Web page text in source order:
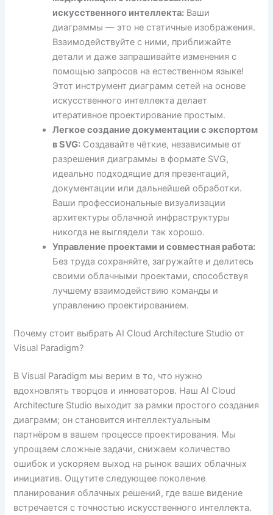
искусственного интеллекта: Ваши
диаграммы — это не статичные изображения.
Взаимодействуйте с ними, приближайте
детали и даже запрашивайте изменения с
помощью запросов на естественном языке!
Этот инструмент диаграмм сетей на основе
искусственного интеллекта делает
итеративное проектирование простым.
Легкое создание документации с экспортом
в SVG: Создавайте чёткие, независимые от
разрешения диаграммы в формате SVG,
идеально подходящие для презентаций,
документации или дальнейшей обработки.
Ваши профессиональные визуализации
архитектуры облачной инфраструктуры
никогда не выглядели так хорошо.
Управление проектами и совместная работа:
Без труда сохраняйте, загружайте и делитесь
своими облачными проектами, способствуя
лучшему взаимодействию команды и
управлению проектированием.
Почему стоит выбрать AI Cloud Architecture Studio от
Visual Paradigm?
В Visual Paradigm мы верим в то, что нужно
вдохновлять творцов и инноваторов. Наш AI Cloud
Architecture Studio выходит за рамки простого создания
диаграмм; он становится интеллектуальным
партнёром в вашем процессе проектирования. Мы
упрощаем сложные задачи, снижаем количество
ошибок и ускоряем выход на рынок ваших облачных
инициатив. Ощутите следующее поколение
планирования облачных решений, где ваше видение
встречается с точностью искусственного интеллекта.